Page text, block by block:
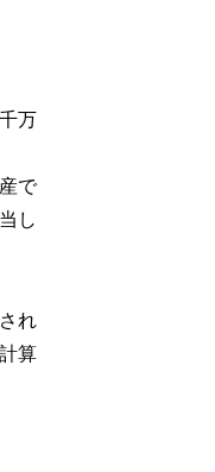
万
で
し
れ
算